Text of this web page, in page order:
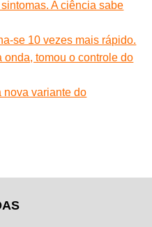
A ciência sabe
se 10 vezes mais rápido.
onda, tomou o controle do
nova variante do